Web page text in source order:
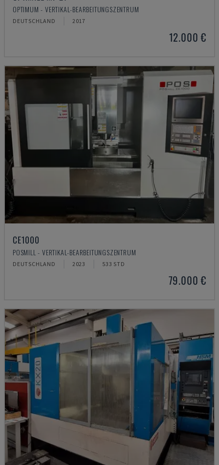
OPTIMUM - VERTIKAL-BEARBEITUNGSZENTRUM
DEUTSCHLAND 2017
12.000 €
CE1000
POSMILL - VERTIKAL-BEARBEITUNGSZENTRUM
DEUTSCHLAND 2023 533 STD
79.000 €